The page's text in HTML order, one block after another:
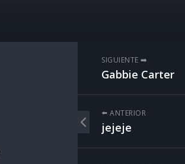
SIGUIENTE ➡️
Gabbie Carter
⬅️ ANTERIOR
jejeje